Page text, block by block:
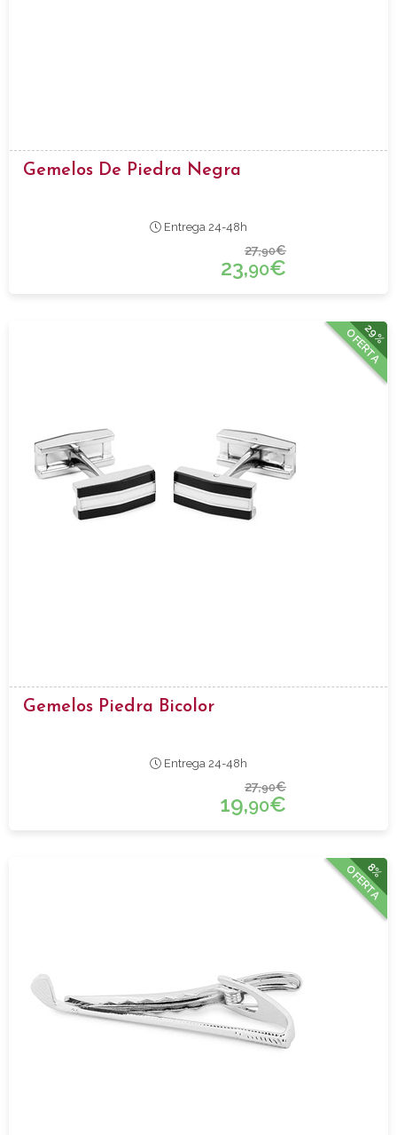
Gemelos De Piedra Negra
Entrega 24-48h
27,90€
23,90€
29%
OFERTA
Gemelos Piedra Bicolor
Entrega 24-48h
27,90€
19,90€
8%
OFERTA